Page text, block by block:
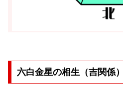
六白金星の相生（吉関係）